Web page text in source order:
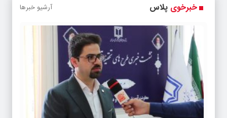
خبرخوی پلاس آرشیو خبرها